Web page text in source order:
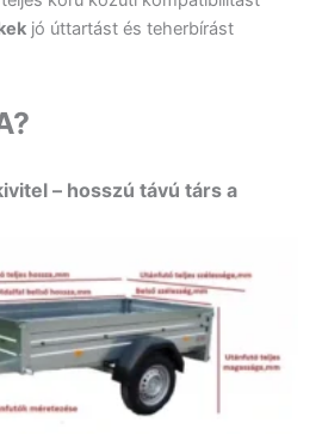
jó úttartást és teherbírást
– hosszú távú társ a